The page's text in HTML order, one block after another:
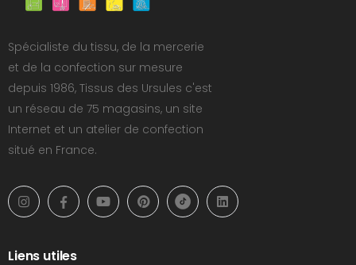
Spécialiste du tissu, de la mercerie
et de la confection sur mesure
depuis 1986, Tissus des Ursules c'est
un réseau de 75 magasins, un site
Internet et un atelier de confection
situé en France.
Liens utiles